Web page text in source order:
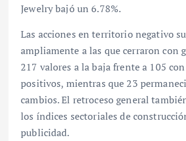
Jewelry bajó un 6.78%.
Las acciones en territorio negativo
ampliamente a las que cerraron con
217 valores a la baja frente a 105
positivos, mientras que 23
cambios. El retroceso general
los índices sectoriales de
publicidad.